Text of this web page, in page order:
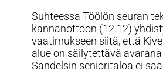
Suhteessa Töölön seuran
kannanottoon (12.12)
vaatimukseen siitä, että
alue on säilytettävä
Sandelsin senioritaloa ei